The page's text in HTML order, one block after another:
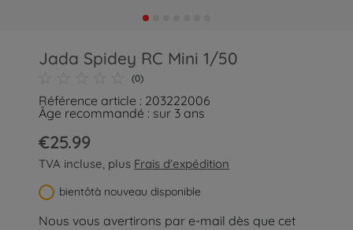
Jada Spidey RC Mini 1/50
(0)
Référence article : 203222006
Âge recommandé : sur 3 ans
€25.99
TVA incluse, plus Frais d'expédition
bientôtà nouveau disponible
Nous vous avertirons par e-mail dès que cet